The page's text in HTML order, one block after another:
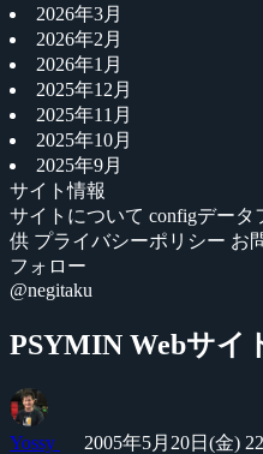
2026年3月
2026年2月
2026年1月
2025年12月
2025年11月
2025年10月
2025年9月
サイト情報
サイトについて configデータ
供 プライバシーポリシー お
フォロー
@negitaku
PSYMIN Webサイ
Yossy 2005年5月20日(金)